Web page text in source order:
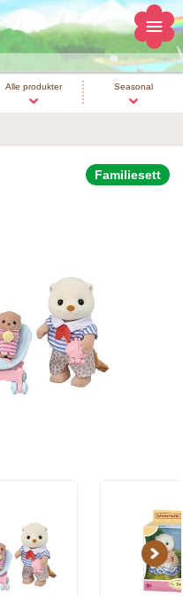
Alle produkter Seasonal
Familiesett
Next